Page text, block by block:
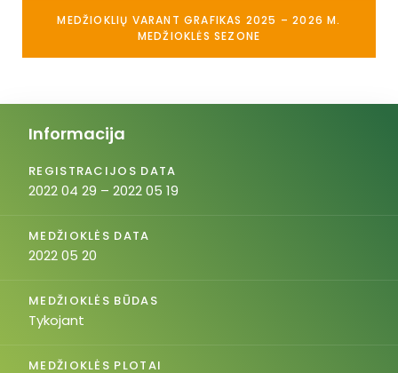
MEDŽIOKLIŲ VARANT GRAFIKAS 2025 – 2026 M.
MEDŽIOKLĖS SEZONE
Informacija
REGISTRACIJOS DATA
2022 04 29 – 2022 05 19
MEDŽIOKLĖS DATA
2022 05 20
MEDŽIOKLĖS BŪDAS
Tykojant
MEDŽIOKLĖS PLOTAI